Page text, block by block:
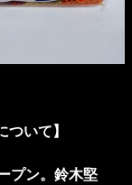
いて】
プン。鈴木堅